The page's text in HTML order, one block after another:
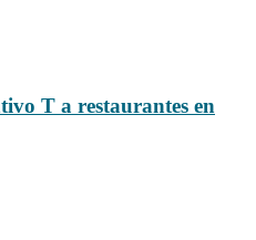
T a restaurantes en